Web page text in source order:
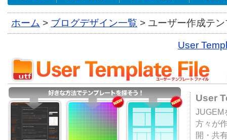
ホーム > ブログデザイン一覧 > ユーザー作成テ
User
User
JUGEM
方々が
開・共